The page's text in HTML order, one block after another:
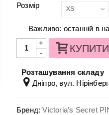
Розмір XS
Важливо: останній в
-
+
КУПИТИ
Розташування складу
Дніпро, вул.
Бренд:Victoria's Secret